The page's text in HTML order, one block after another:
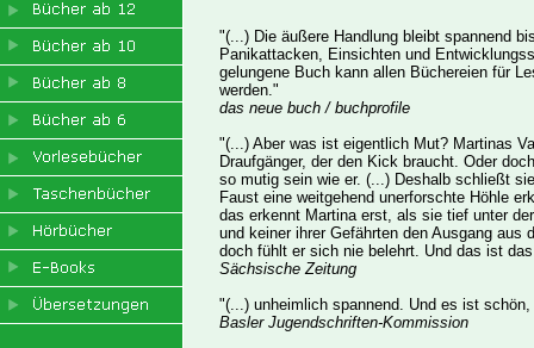
"(...) Die äußere Handlung bleibt spannend
Panikattacken, Einsichten und
gelungene Buch kann allen Büchereien für
werden."
das neue buch / buchprofile
"(...) Aber was ist eigentlich Mut? Martinas
Draufgänger, der den Kick braucht. Oder
so mutig sein wie er. (...) Deshalb schließt
Faust eine weitgehend unerforschte Höhle
das erkennt Martina erst, als sie tief unter
und keiner ihrer Gefährten den Ausgang aus
doch fühlt er sich nie belehrt. Und das ist
Sächsische Zeitung
"(...) unheimlich spannend. Und es ist
Basler Jugendschriften-Kommission